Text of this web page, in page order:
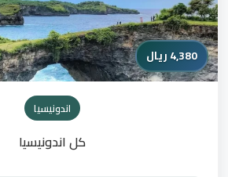
4,380 ريال
اندونيسيا
كل اندونيسيا